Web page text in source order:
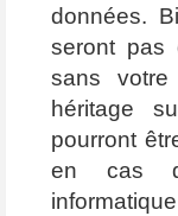
données.
seront pas
sans votre
héritage
pourront
en cas